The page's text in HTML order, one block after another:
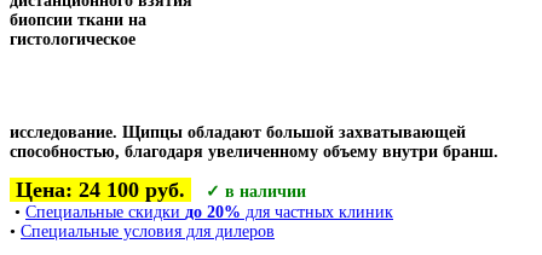
биопсии ткани на
гистологическое
исследование. Щипцы обладают большой захватывающей
способностью, благодаря увеличенному объему внутри бранш.
Цена: 24 100 руб.
✓ в наличии
• Специальные скидки до 20% для частных клиник
• Специальные условия для дилеров